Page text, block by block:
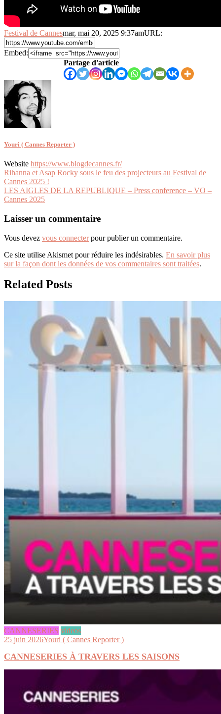
Festival de Cannesmar, mai 20, 2025 9:37amURL:
Embed:
Partage d'article
Youri ( Cannes Reporter )
Website https://www.blogdecannes.fr/
Navigation
de
l’article
Rihanna et Asap Rocky sous le feu des projecteurs au Festival de
Cannes 2025 !
LES AIGLES DE LA REPUBLIQUE – Press conference – VO –
Cannes 2025
Laisser un commentaire
Vous devez vous connecterpour publier un commentaire.
Ce site utilise Akismet pour réduire les indésirables. En savoir plus
sur la façon dont les données de vos commentaires sont traitées.
Related Posts
CANNESERIES videos
25 juin 2026Youri ( Cannes Reporter )
CANNESERIES À TRAVERS LES SAISONS